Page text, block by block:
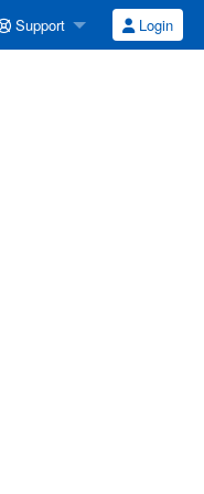
Support Login